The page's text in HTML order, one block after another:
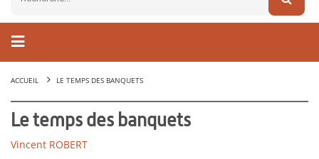
ACCUEIL LE TEMPS DES BANQUETS
Le temps des banquets
Vincent ROBERT